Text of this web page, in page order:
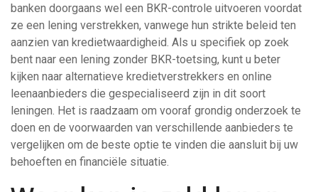
banken doorgaans wel een BKR-controle uitvoeren voordat
ze een lening verstrekken, vanwege hun strikte beleid ten
aanzien van kredietwaardigheid. Als u specifiek op zoek
bent naar een lening zonder BKR-toetsing, kunt u beter
kijken naar alternatieve kredietverstrekkers en online
leenaanbieders die gespecialiseerd zijn in dit soort
leningen. Het is raadzaam om vooraf grondig onderzoek te
doen en de voorwaarden van verschillende aanbieders te
vergelijken om de beste optie te vinden die aansluit bij uw
behoeften en financiële situatie.